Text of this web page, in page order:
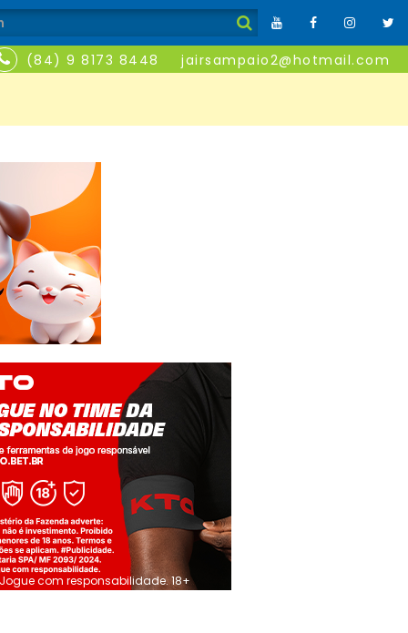
(84) 9 8173 8448 jairsampaio2@hotmail.com
Jogue com responsabilidade. 18+